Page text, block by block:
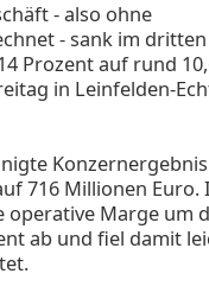
- also ohne
- sank im
Prozent auf rund
in Leinfelden-
716 Millionen Euro.
operative Marge um
ab und fiel damit